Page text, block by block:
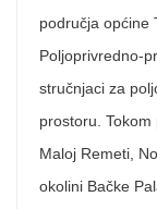
područja općine
Poljoprivredno-
stručnjaci za
prostoru. Tokom
Maloj Remeti,
okolini Bačke